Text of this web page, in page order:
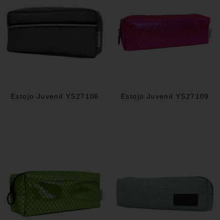
Estojo Juvenil YS27106 Estojo Juvenil YS27109